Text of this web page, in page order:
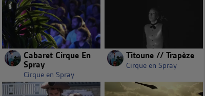
Cabaret Cirque En
Spray
Cirque en Spray
Titoune // Trapèze
Cirque en Spray